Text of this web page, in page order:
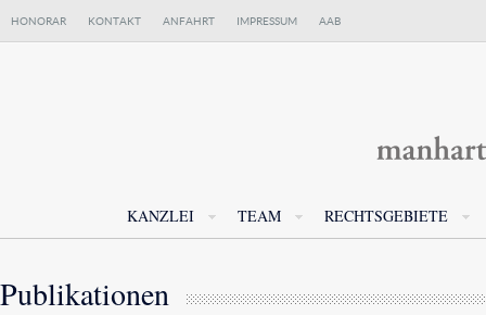
HONORAR KONTAKT ANFAHRT IMPRESSUM AAB
KANZLEI TEAM RECHTSGEBIETE
Publikationen